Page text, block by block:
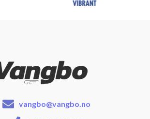
vangbo@vangbo.no